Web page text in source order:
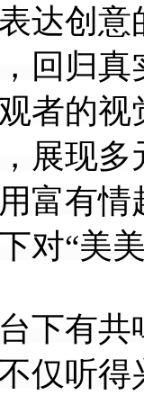
达创
回归
者的
展现
富有
对“美
下有
仅听